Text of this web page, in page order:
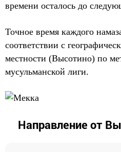
времени осталось до
Точное время каждого
соответствии с
местности (Высотино) по
мусульманской лиги.
Направление от